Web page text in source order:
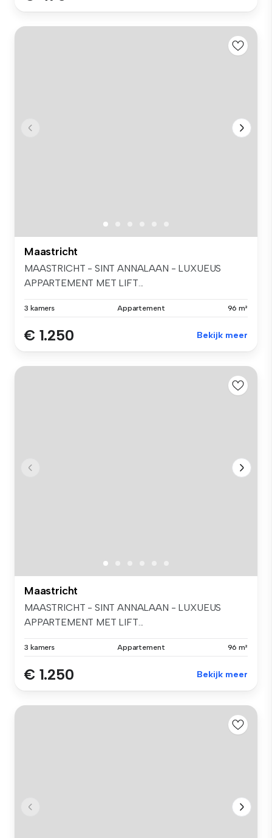
Maastricht
MAASTRICHT - SINT ANNALAAN - LUXUEUS
APPARTEMENT MET LIFT...
3 kamers Appartement 96 m²
€ 1.250 Bekijk meer
Maastricht
MAASTRICHT - SINT ANNALAAN - LUXUEUS
APPARTEMENT MET LIFT...
3 kamers Appartement 96 m²
€ 1.250 Bekijk meer